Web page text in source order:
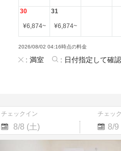
30
¥6,874~
31
¥6,874~
2026/08/02 04:16時点の料金
: 満室 : 日付指定して確
チェックイン チェッ
Navigate